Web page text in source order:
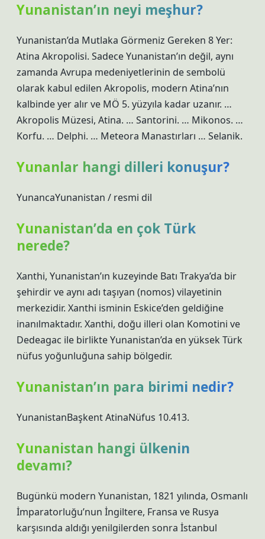
Yunanistan’ın neyi meşhur?
Yunanistan’da Mutlaka Görmeniz Gereken 8 Yer:
Atina Akropolisi. Sadece Yunanistan’ın değil, aynı
zamanda Avrupa medeniyetlerinin de sembolü
olarak kabul edilen Akropolis, modern Atina’nın
kalbinde yer alır ve MÖ 5. yüzyıla kadar uzanır. …
Akropolis Müzesi, Atina. … Santorini. … Mikonos. …
Korfu. … Delphi. … Meteora Manastırları … Selanik.
Yunanlar hangi dilleri konuşur?
YunancaYunanistan / resmi dil
Yunanistan’da en çok Türk
nerede?
Xanthi, Yunanistan’ın kuzeyinde Batı Trakya’da bir
şehirdir ve aynı adı taşıyan (nomos) vilayetinin
merkezidir. Xanthi isminin Eskice’den geldiğine
inanılmaktadır. Xanthi, doğu illeri olan Komotini ve
Dedeagac ile birlikte Yunanistan’da en yüksek Türk
nüfus yoğunluğuna sahip bölgedir.
Yunanistan’ın para birimi nedir?
YunanistanBaşkent AtinaNüfus 10.413.
Yunanistan hangi ülkenin
devamı?
Bugünkü modern Yunanistan, 1821 yılında, Osmanlı
İmparatorluğu’nun İngiltere, Fransa ve Rusya
karşısında aldığı yenilgilerden sonra İstanbul